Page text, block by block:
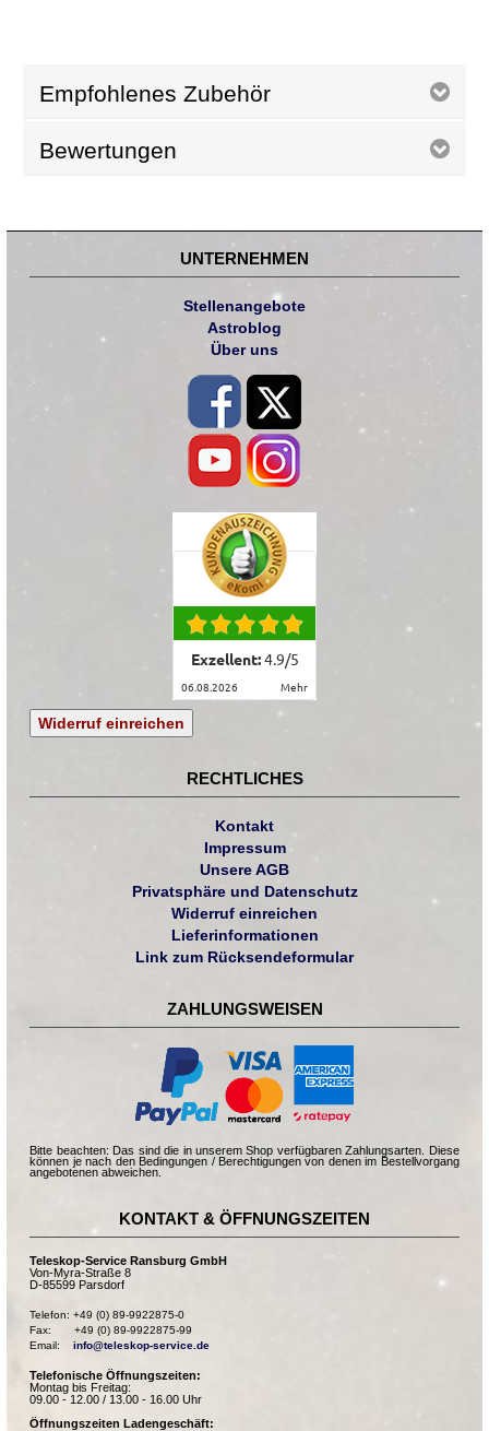
Empfohlenes Zubehör
Bewertungen
UNTERNEHMEN
Stellenangebote
Astroblog
Über uns
Exzellent:4.9/5
06.08.2026 mehr
Widerruf einreichen
RECHTLICHES
Kontakt
Impressum
Unsere AGB
Privatsphäre und Datenschutz
Widerruf einreichen
Lieferinformationen
Link zum Rücksendeformular
ZAHLUNGSWEISEN
Bitte beachten: Das sind die in unserem Shop verfügbaren Zahlungsarten. Diese
können je nach den Bedingungen / Berechtigungen von denen im Bestellvorgang
angebotenen abweichen.
KONTAKT & ÖFFNUNGSZEITEN
Teleskop-Service Ransburg GmbH
Von-Myra-Straße 8
D-85599 Parsdorf
Telefon: +49 (0) 89-9922875-0
Fax:       +49 (0) 89-9922875-99
Email: info@teleskop-service.de
Telefonische Öffnungszeiten:
Montag bis Freitag:
09.00 - 12.00 / 13.00 - 16.00 Uhr
Öffnungszeiten Ladengeschäft: